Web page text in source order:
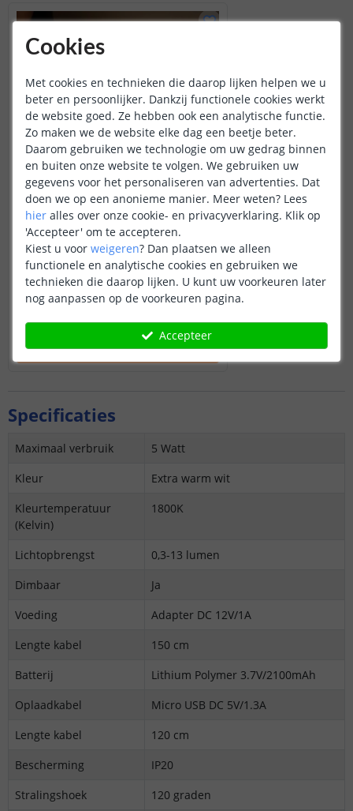
Yeelight - Tafellamp
20 watt - Dual White
OP VOORRAAD 83,95
IN WINKELWAGEN
Specificaties
Maximaal verbruik
5 Watt
Kleur
Extra warm wit
Kleurtemperatuur
(Kelvin)
1800K
Lichtopbrengst
0,3-13 lumen
Dimbaar
Ja
Voeding
Adapter DC 12V/1A
Lengte kabel
150 cm
Batterij
Lithium Polymer 3.7V/2100mAh
Oplaadkabel
Micro USB DC 5V/1.3A
Lengte kabel
120 cm
Bescherming
IP20
Stralingshoek
120 graden
Cookies
Met cookies en technieken die daarop lijken helpen we u
beter en persoonlijker. Dankzij functionele cookies werkt
de website goed. Ze hebben ook een analytische functie.
Zo maken we de website elke dag een beetje beter.
Daarom gebruiken we technologie om uw gedrag binnen
en buiten onze website te volgen. We gebruiken uw
gegevens voor het personaliseren van advertenties. Dat
doen we op een anonieme manier. Meer weten? Lees
hier alles over onze cookie- en privacyverklaring. Klik op
'Accepteer' om te accepteren.
Kiest u voor weigeren? Dan plaatsen we alleen
functionele en analytische cookies en gebruiken we
technieken die daarop lijken. U kunt uw voorkeuren later
nog aanpassen op de voorkeuren pagina.
Accepteer